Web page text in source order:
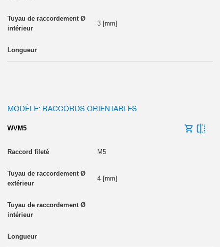
3 [mm]
MODÈLE: RACCORDS ORIENTABLES
WVM5
M5
4 [mm]